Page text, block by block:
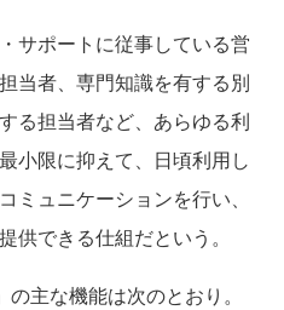
サポートに従事している営
当者、専門知識を有する別
る担当者など、あらゆる利
小限に抑えて、日頃利用し
ミュニケーションを行い、
供できる仕組だという。
主な機能は次のとおり。